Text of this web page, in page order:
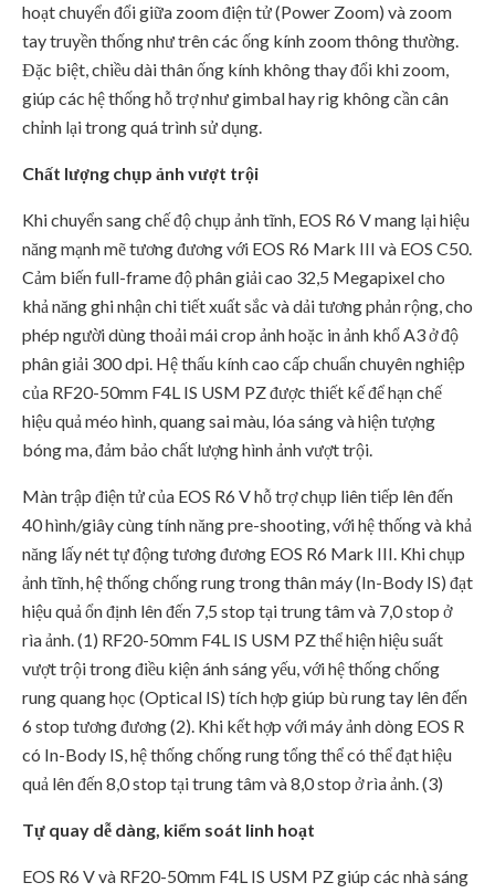
hoạt chuyển đổi giữa zoom điện tử (Power Zoom) và zoom
tay truyền thống như trên các ống kính zoom thông thường.
Đặc biệt, chiều dài thân ống kính không thay đổi khi zoom,
giúp các hệ thống hỗ trợ như gimbal hay rig không cần cân
chỉnh lại trong quá trình sử dụng.
Chất lượng chụp ảnh vượt trội
Khi chuyển sang chế độ chụp ảnh tĩnh, EOS R6 V mang lại hiệu
năng mạnh mẽ tương đương với EOS R6 Mark III và EOS C50.
Cảm biến full-frame độ phân giải cao 32,5 Megapixel cho
khả năng ghi nhận chi tiết xuất sắc và dải tương phản rộng, cho
phép người dùng thoải mái crop ảnh hoặc in ảnh khổ A3 ở độ
phân giải 300 dpi. Hệ thấu kính cao cấp chuẩn chuyên nghiệp
của RF20-50mm F4L IS USM PZ được thiết kế để hạn chế
hiệu quả méo hình, quang sai màu, lóa sáng và hiện tượng
bóng ma, đảm bảo chất lượng hình ảnh vượt trội.
Màn trập điện tử của EOS R6 V hỗ trợ chụp liên tiếp lên đến
40 hình/giây cùng tính năng pre-shooting, với hệ thống và khả
năng lấy nét tự động tương đương EOS R6 Mark III. Khi chụp
ảnh tĩnh, hệ thống chống rung trong thân máy (In-Body IS) đạt
hiệu quả ổn định lên đến 7,5 stop tại trung tâm và 7,0 stop ở
rìa ảnh. (1) RF20-50mm F4L IS USM PZ thể hiện hiệu suất
vượt trội trong điều kiện ánh sáng yếu, với hệ thống chống
rung quang học (Optical IS) tích hợp giúp bù rung tay lên đến
6 stop tương đương (2). Khi kết hợp với máy ảnh dòng EOS R
có In-Body IS, hệ thống chống rung tổng thể có thể đạt hiệu
quả lên đến 8,0 stop tại trung tâm và 8,0 stop ở rìa ảnh. (3)
Tự quay dễ dàng, kiểm soát linh hoạt
EOS R6 V và RF20-50mm F4L IS USM PZ giúp các nhà sáng